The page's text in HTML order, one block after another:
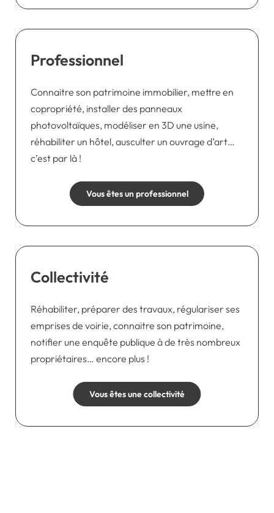
Professionnel
Connaitre son patrimoine immobilier, mettre en
copropriété, installer des panneaux
photovoltaïques, modéliser en 3D une usine,
réhabiliter un hôtel, ausculter un ouvrage d’art…
c’est par là !
Vous êtes un professionnel
Collectivité
Réhabiliter, préparer des travaux, régulariser ses
emprises de voirie, connaitre son patrimoine,
notifier une enquête publique à de très nombreux
propriétaires… encore plus !
Vous êtes une collectivité